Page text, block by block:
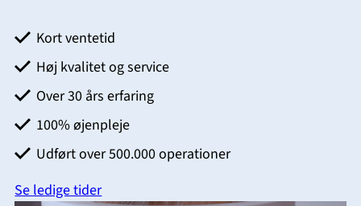
Kort ventetid
Høj kvalitet og service
Over 30 års erfaring
100% øjenpleje
Udført over 500.000 operationer
Se ledige tider